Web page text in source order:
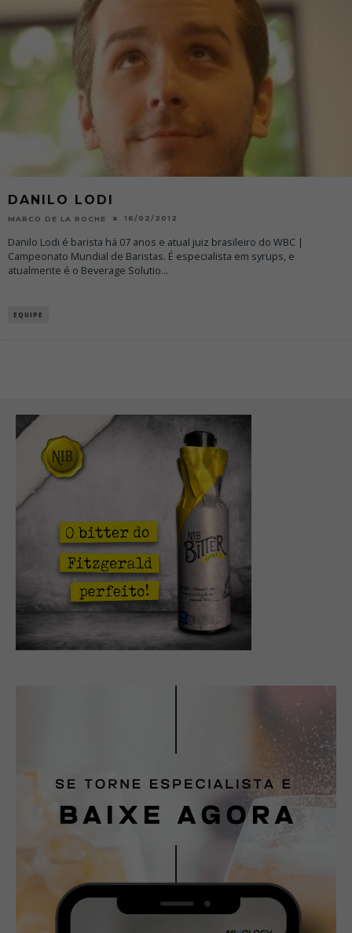
DANILO LODI
MARCO DE LA ROCHE 16/02/2012
Danilo Lodi é barista há 07 anos e atual juiz brasileiro do WBC |
Campeonato Mundial de Baristas. É especialista em syrups, e
atualmente é o Beverage Solutio...
EQUIPE